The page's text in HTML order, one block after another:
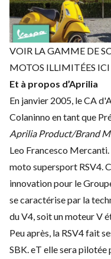
VOIR LA GAMME DE
MOTOS ILLIMITÉES ICI
Et à propos d’Aprilia
En janvier 2005, le CA
Colaninno en tant que
Aprilia Product/Brand
Leo Francesco Mercanti.
moto supersport RSV4.
innovation pour le
se caractérise par la
du V4, soit un moteur V
Peu après, la RSV4 fait
SBK. eT elle sera